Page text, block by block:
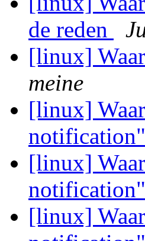
de reden
[linux]
meine
[linux]
[linux]
[linux]